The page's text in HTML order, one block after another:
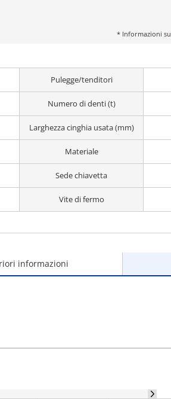
* Informazioni su
Pulegge/tenditori
Numero di denti (t)
Larghezza cinghia usata (mm)
Materiale
Sede chiavetta
Vite di fermo
informazioni